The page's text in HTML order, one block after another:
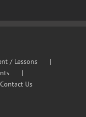
/ Lessons
Contact Us